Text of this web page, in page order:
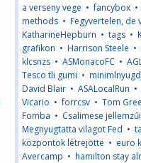
a verseny vege •fancybox •
methods • Fegyvertelen, de
KatharineHepburn • tags •
grafikon • Harrison Steele •
klcsnzs • ASMonacoFC •
Tesco tli gumi •
David Blair • ASALocalRun •
Vicario •forrcsv • Tom
Fomba • Csalimese jellemzűi
Megnyugtatta vilagot Fed •
központok létrejötte • euro
Avercamp • hamilton stay